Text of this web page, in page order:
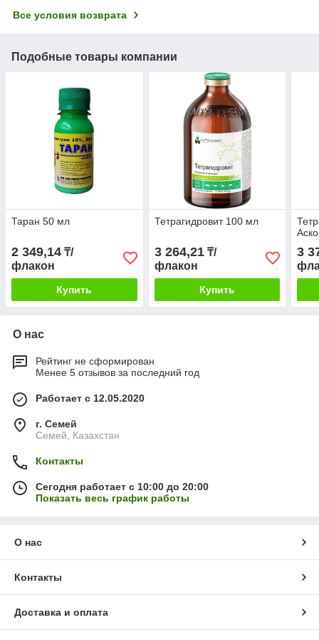
Все условия возврата
Подобные товары компании
Таран 50 мл
2 349,14 ₸/
флакон
Купить
Тетрагидровит 100 мл
3 264,21₸/
флакон
Купить
3
О нас
Рейтинг не сформирован
Менее 5 отзывов за последний год
Работает с 12.05.2020
г. Семей
Семей, Казахстан
Контакты
Сегодня работает с 10:00 до 20:00
Показать весь график работы
О нас
Контакты
Доставка и оплата